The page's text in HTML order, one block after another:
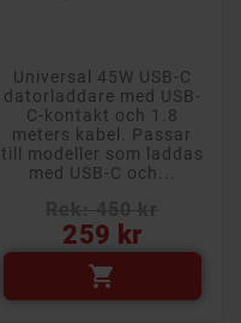
Universal 45W USB-C
datorladdare med USB-
C-kontakt och 1.8
meters kabel. Passar
till modeller som laddas
med USB-C och...
259 kr
